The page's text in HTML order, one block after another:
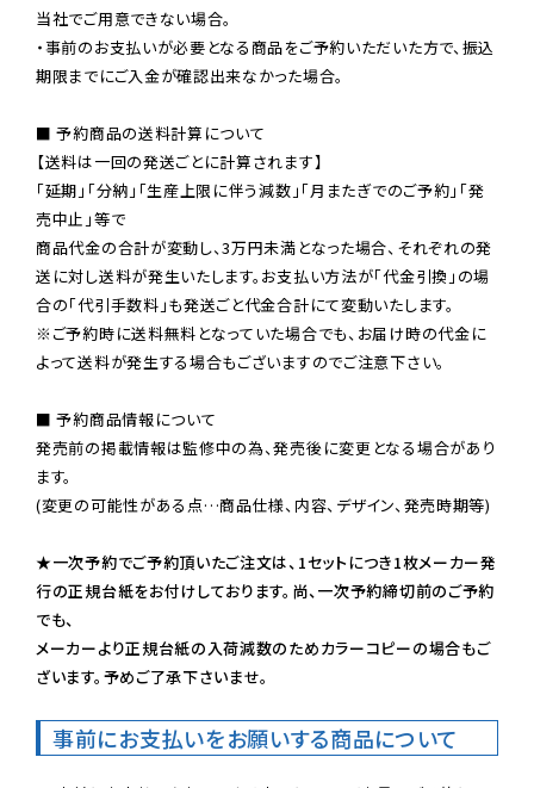
当社でご用意できない場合。
・事前のお支払いが必要となる商品をご予約いただいた方で、振込
期限までにご入金が確認出来なかった場合。
■ 予約商品の送料計算について
【送料は一回の発送ごとに計算されます】
「延期」「分納」「生産上限に伴う減数」「月またぎでのご予約」「発
売中止」等で
商品代金の合計が変動し、3万円未満となった場合、それぞれの発
送に対し送料が発生いたします。お支払い方法が「代金引換」の場
※ご予約時に送料無料となっていた場合でも、お届け時の代金に
よって送料が発生する場合もございますのでご注意下さい。
■ 予約商品情報について
発売前の掲載情報は監修中の為、発売後に変更となる場合があり
ます。
(変更の可能性がある点…商品仕様、内容、デザイン、発売時期等)
★一次予約でご予約頂いたご注文は、1セットにつき1枚メーカー発
行の正規台紙をお付けしております。尚、一次予約締切前のご予約
でも、
メーカーより正規台紙の入荷減数のためカラーコピーの場合もご
ざいます。予めご了承下さいませ。
事前にお支払いをお願いする商品について